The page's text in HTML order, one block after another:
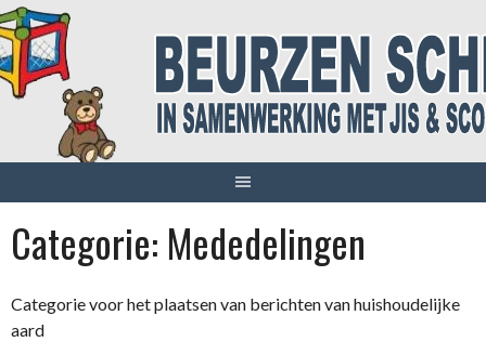
Spring
naar
inhoud
Categorie: Mededelingen
Categorie voor het plaatsen van berichten van huishoudelijke
aard